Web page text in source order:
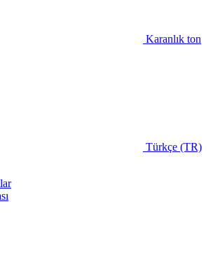
Karanlık ton
Türkçe (TR)